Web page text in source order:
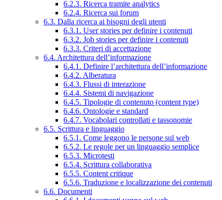
6.2.3. Ricerca tramite analytics
6.2.4. Ricerca sui forum
6.3. Dalla ricerca ai bisogni degli utenti
6.3.1. User stories per definire i contenuti
6.3.2. Job stories per definire i contenuti
6.3.3. Criteri di accettazione
6.4. Architettura dell’informazione
6.4.1. Definire l’architettura dell’informazione
6.4.2. Alberatura
6.4.3. Flussi di interazione
6.4.4. Sistemi di navigazione
6.4.5. Tipologie di contenuto (content type)
6.4.6. Ontologie e standard
6.4.7. Vocabolari controllati e tassonomie
6.5. Scrittura e linguaggio
6.5.1. Come leggono le persone sul web
6.5.2. Le regole per un linguaggio semplice
6.5.3. Microtesti
6.5.4. Scrittura collaborativa
6.5.5. Content critique
6.5.6. Traduzione e localizzazione dei contenuti
6.6. Documenti